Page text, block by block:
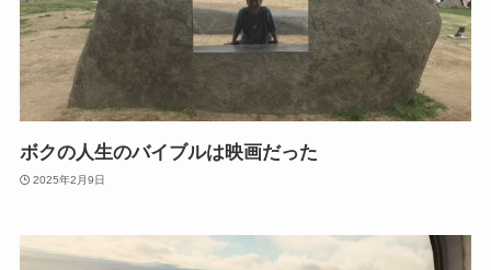
ボクの人生のバイブルは映画だった
2025年2月9日